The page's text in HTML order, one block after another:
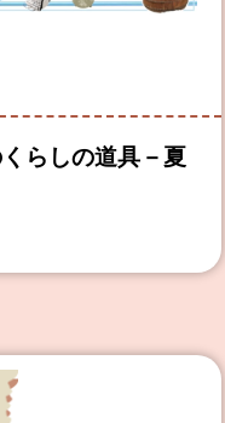
らしの道具－夏